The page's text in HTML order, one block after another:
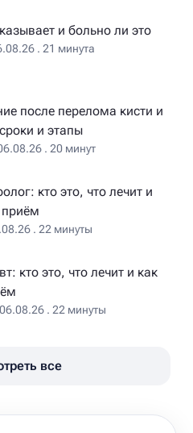
и больно ли это
. 21 минута
после перелома кисти и
и этапы
. 20 минут
кто это, что лечит и
приём
. 22 минуты
кто это, что лечит и как
. 22 минуты
все